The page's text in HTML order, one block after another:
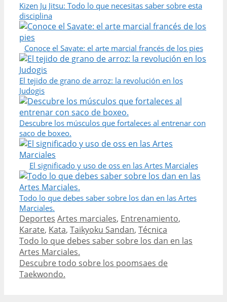
Kizen Ju Jitsu: Todo lo que necesitas saber sobre esta
disciplina
Conoce el Savate: el arte marcial francés de los pies
El tejido de grano de arroz: la revolución en los
Judogis
Descubre los músculos que fortaleces al entrenar con
saco de boxeo.
El significado y uso de oss en las Artes Marciales
Todo lo que debes saber sobre los dan en las Artes
Marciales.
Categories
Deportes Tags
Artes marciales, Entrenamiento,
Karate, Kata, Taikyoku Sandan, Técnica
Post
navigation
Todo lo que debes saber sobre los dan en las
Artes Marciales.
Descubre todo sobre los poomsaes de
Taekwondo.